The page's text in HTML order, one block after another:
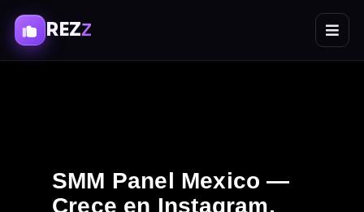
REZZ
SMM Panel Mexico —
Crece en Instagram,